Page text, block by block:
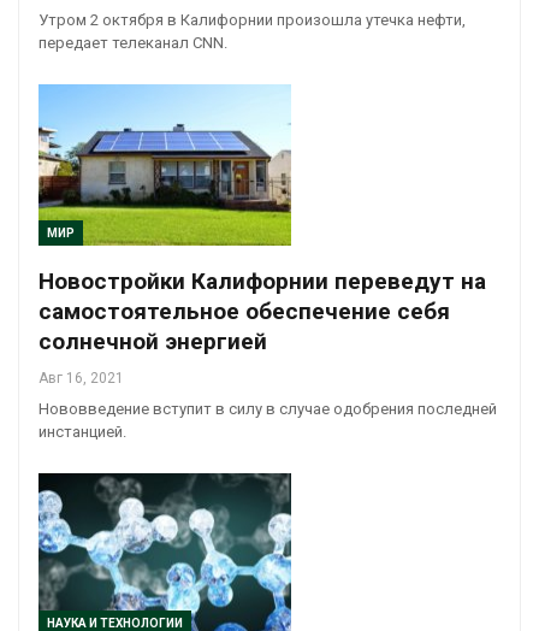
Утром 2 октября в Калифорнии произошла утечка нефти,
передает телеканал CNN.
МИР
Новостройки Калифорнии переведут на
самостоятельное обеспечение себя
солнечной энергией
Авг 16, 2021
Нововведение вступит в силу в случае одобрения последней
инстанцией.
НАУКА И ТЕХНОЛОГИИ